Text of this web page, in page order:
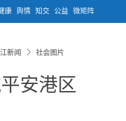
康 舆情 知交 公益 微矩阵
新闻 社会图片
安港区